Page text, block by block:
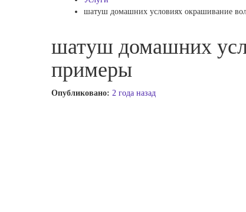
шатуш домашних условиях окрашивание
шатуш домашних
примеры
Опубликовано: 2 года назад